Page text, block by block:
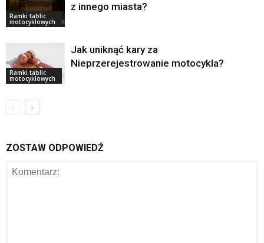
Ramki tablic
motocyklowych
z innego miasta?
Ramki tablic
motocyklowych
Jak uniknąć kary za
Nieprzerejestrowanie motocykla?
ZOSTAW ODPOWIEDŹ